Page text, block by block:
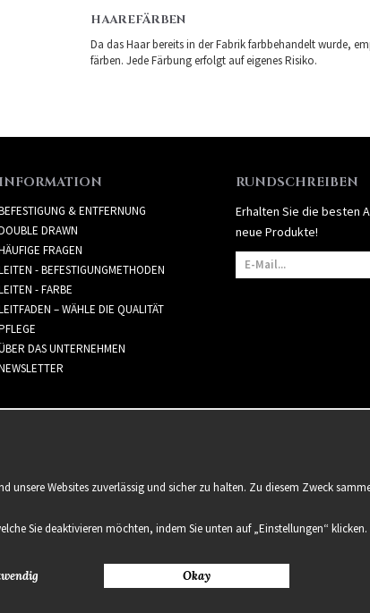
HAAREFÄRBEN
Da das Haar bereits in der Fabrik farbbehandelt wurde,
färben. Jede Färbung erfolgt auf eigenes Risiko.
INFORMATION
& ENTFERNUNG
DRAWN
FRAGEN
- BEFESTIGUNGMETHODEN
- FARBE
– WÄHLE DIE QUALITÄT
DAS UNTERNEHMEN
RUNDSCHREIBEN
Erhalten Sie die besten
neue Produkte!
Hair
unsere Websites zuverlässig und sicher zu halten. Zu diesem Zweck
Sie deaktivieren möchten, indem Sie unten auf „Einstellungen“ klicken.
Okay